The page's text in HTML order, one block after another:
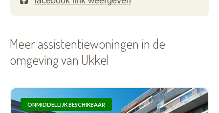
Meer assistentiewoningen in de
omgeving van Ukkel
ONMIDDELLIJK BESCHIKBAAR